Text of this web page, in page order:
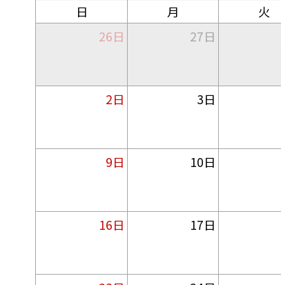
日 月 火
26日
27日
2日 3日
9日 10日
16日 17日